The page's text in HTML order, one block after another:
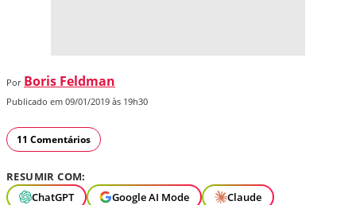
Por Boris Feldman
Publicado em 09/01/2019 às 19h30
11 Comentários
RESUMIR COM:
ChatGPT
Google AI Mode
Claude